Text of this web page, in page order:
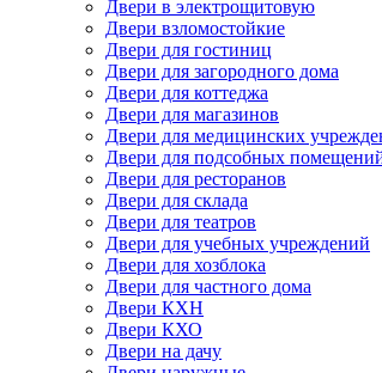
Двери в электрощитовую
Двери взломостойкие
Двери для гостиниц
Двери для загородного дома
Двери для коттеджа
Двери для магазинов
Двери для медицинских
Двери для подсобных
Двери для ресторанов
Двери для склада
Двери для театров
Двери для учебных учреждений
Двери для хозблока
Двери для частного дома
Двери КХН
Двери КХО
Двери на дачу